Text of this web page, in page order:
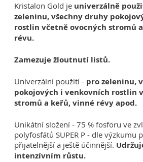
Kristalon Gold je univerzálně
zeleninu, všechny druhy
rostlin včetně ovocných stromů
révu.
Zamezuje žloutnutí listů.
Univerzální použití - pro zeleninu,
pokojových i venkovních rostlin
stromů a keřů, vinné révy apod.
Unikátní složení - 75 % fosforu ve
polyfosfátů SUPER P - dle výzkumu
přijatelnější a ještě účinnější.
intenzívním růstu.